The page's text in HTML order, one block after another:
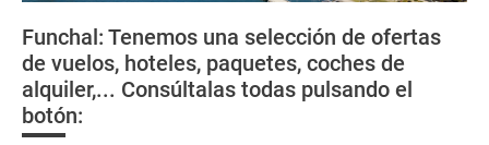
Funchal: Tenemos una selección de ofertas
de vuelos, hoteles, paquetes, coches de
alquiler,... Consúltalas todas pulsando el
botón:
Vuelta en Jeep Golf
delfines y
ballenas
¿Dónde alojarse?
Monedas y propinas
in por su web.
Eso sí, deberás estar atento si viajas con una compañía low cost, debido
a que muchas de ellas exigen la presentación de la tarjeta de embarque
(que deberás realizar a través de su web) para que no te carguen un
suplemento extra en el mismo aeropuerto.